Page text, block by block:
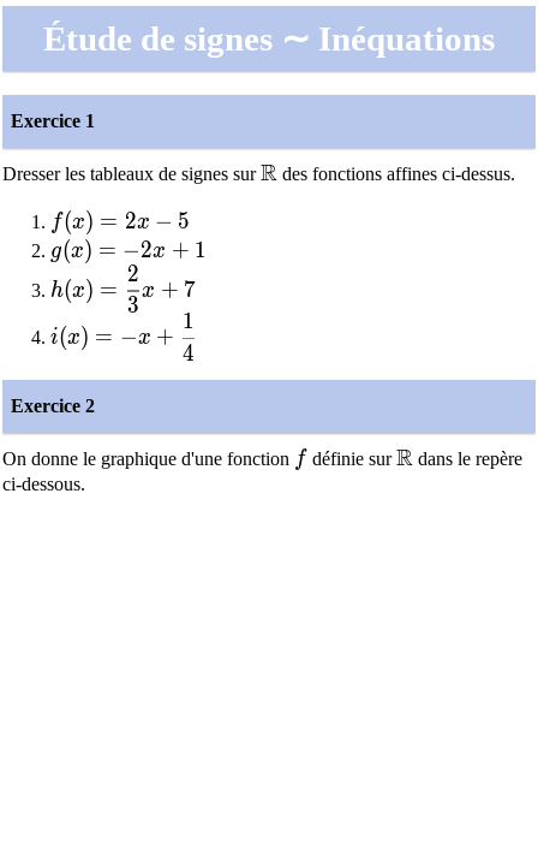
Étude de signes ∼ Inéquations
Exercice 1
Dresser les tableaux de signes sur\mathbb{R}
R des fonctions affines ci-dessus.
f(x) = 2x-5
f(x) = 2x − 5
g(x)=-2x+1
g(x) = −2x + 1
h(x)=\dfrac{2}{3}x+7
h(x) =
3
2
x + 7
i(x)=-x+\dfrac{1}{4}
i(x) = −x +
4
1
Exercice 2
On donne le graphique d'une fonction ff définie sur\mathbb{R}
R dans le repère
ci-dessous.